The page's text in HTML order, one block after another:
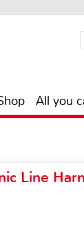
All you
Line